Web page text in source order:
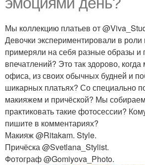
Мы коллекцию платьев от
Девочки экспериментировали в роли
примеряли на себя разные образы и
впечатлений? Это так здорово,
офиса, из своих обычных будней и
шикарных платьях? Со специально
макияжем и причёской? Мы
практиковать такие фотосессии?
пишите в комментариях?
Макияж @Ritakam. Style.
Причёска @Svetlana_Stylist.
Фотограф @Gomiyova_Photo.